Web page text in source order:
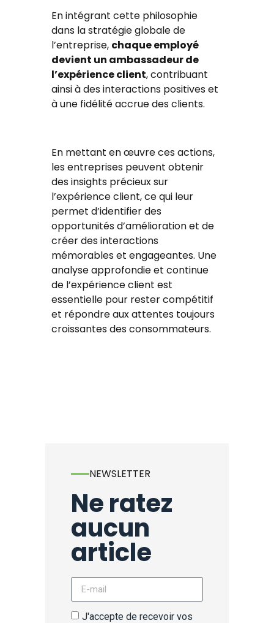
En intégrant cette philosophie
dans la stratégie globale de
l’entreprise, chaque employé
devient un ambassadeur de
l’expérience client, contribuant
ainsi à des interactions positives et
à une fidélité accrue des clients.
En mettant en œuvre ces actions,
les entreprises peuvent obtenir
des insights précieux sur
l’expérience client, ce qui leur
permet d’identifier des
opportunités d’amélioration et de
créer des interactions
mémorables et engageantes. Une
analyse approfondie et continue
de l’expérience client est
essentielle pour rester compétitif
et répondre aux attentes toujours
croissantes des consommateurs.
NEWSLETTER
Ne ratez
aucun
article
J'accepte de recevoir vos